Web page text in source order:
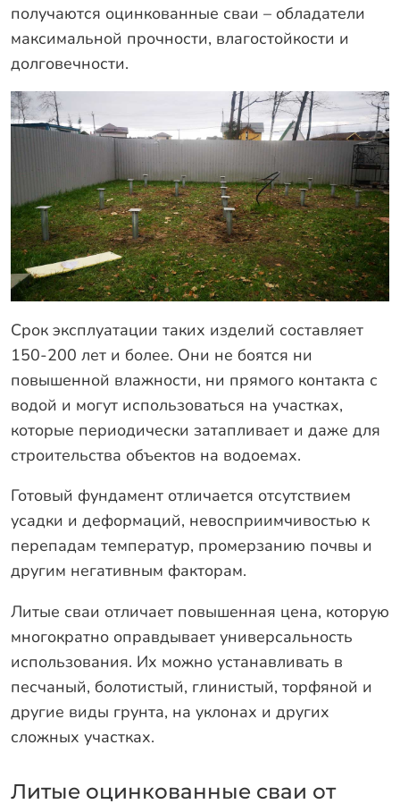
получаются оцинкованные сваи – обладатели
максимальной прочности, влагостойкости и
долговечности.
Срок эксплуатации таких изделий составляет
150-200 лет и более. Они не боятся ни
повышенной влажности, ни прямого контакта с
водой и могут использоваться на участках,
которые периодически затапливает и даже для
строительства объектов на водоемах.
Готовый фундамент отличается отсутствием
усадки и деформаций, невосприимчивостью к
перепадам температур, промерзанию почвы и
другим негативным факторам.
Литые сваи отличает повышенная цена, которую
многократно оправдывает универсальность
использования. Их можно устанавливать в
песчаный, болотистый, глинистый, торфяной и
другие виды грунта, на уклонах и других
сложных участках.
Литые оцинкованные сваи от